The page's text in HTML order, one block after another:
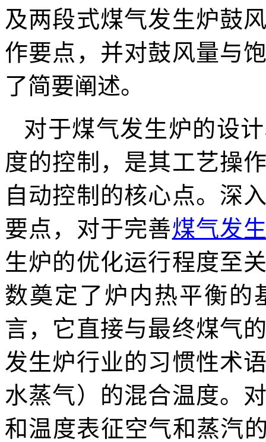
及两段式煤气发生炉鼓
作要点，并对鼓风量与
了简要阐述。
对于煤气发生炉的设
度的控制，是其工艺操
自动控制的核心点。深
要点，对于完善煤气发
生炉的优化运行程度至
数奠定了炉内热平衡的
言，它直接与最终煤气
发生炉行业的习惯性术
水蒸气）的混合温度。
和温度表征空气和蒸汽